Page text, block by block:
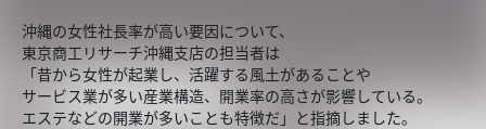
沖縄の女性社長率が高い要因について、
東京商工リサーチ沖縄支店の担当者は
「昔から女性が起業し、活躍する風土があることや
サービス業が多い産業構造、開業率の高さが影響している。
エステなどの開業が多いことも特徴だ」と指摘しました。